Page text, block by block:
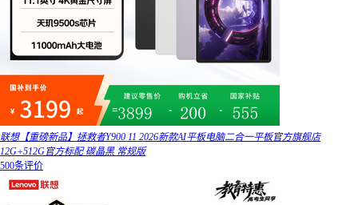
联想【重磅新品】拯救者Y900 11 2026新款AI平板电脑二合一平板官方旗舰店
12G+512G官方标配 碳晶黑 常规版
500条评价